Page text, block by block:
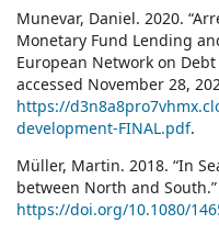
Munevar, Daniel. 2020.
Monetary Fund Lending
European Network on
accessed November 28,
https://
development-FINAL.pdf.
Müller, Martin. 2018. “In
between North and
https://doi.org/10.1080/